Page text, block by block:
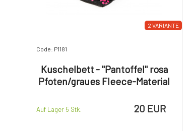
2 VARIANTE
Code: P1181
Kuschelbett - "Pantoffel" rosa
Pfoten/graues Fleece-Material
Auf Lager 5 Stk. 20 EUR